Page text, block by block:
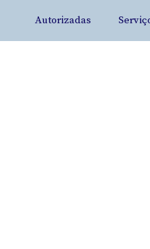
Autorizadas